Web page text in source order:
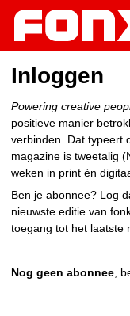
Inloggen
Powering creative
positieve manier
verbinden. Dat typeert
magazine is tweetalig
weken in print èn
Ben je abonnee? Log
nieuwste editie van
toegang tot het laatste
Nog geen abonnee ,